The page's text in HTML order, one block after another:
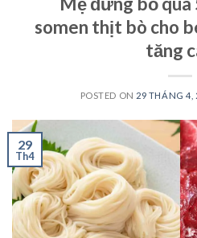
somen thịt bò cho
tăng
POSTED ON 29 THÁNG 4,
29
Th4